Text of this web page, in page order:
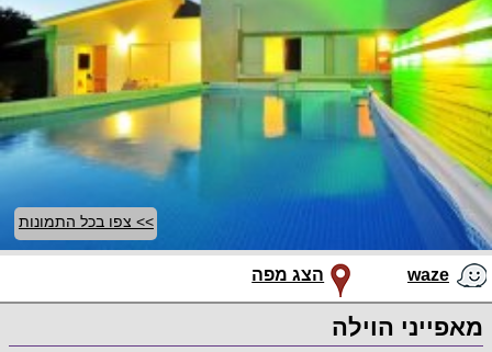
>> צפו בכל התמונות
waze הצג מפה
מאפייני הוילה